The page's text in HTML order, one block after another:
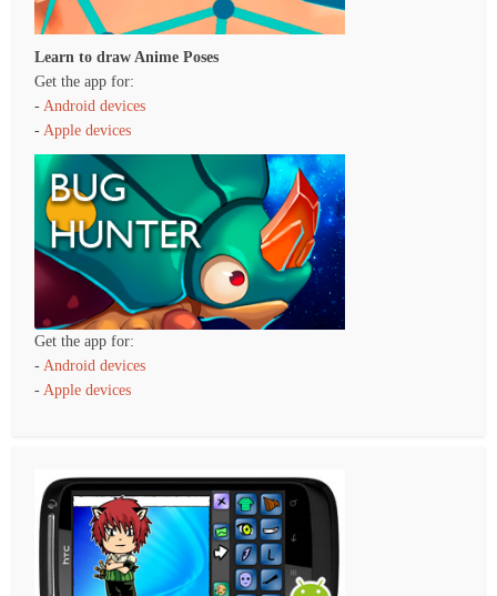
Learn to draw Anime Poses
Get the app for:
-Android devices
-Apple devices
Get the app for:
- Android devices
- Apple devices